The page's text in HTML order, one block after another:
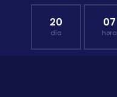
20
día
07
hora